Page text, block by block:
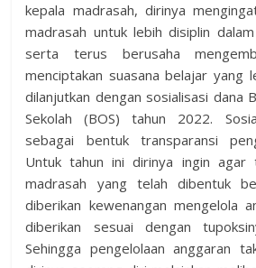
kepala madrasah, dirinya
madrasah untuk lebih disiplin
serta terus berusaha
menciptakan suasana belajar yang
dilanjutkan dengan sosialisasi dana
Sekolah (BOS) tahun 2022.
sebagai bentuk transparansi
Untuk tahun ini dirinya ingin agar
madrasah yang telah dibentuk
diberikan kewenangan mengelola
diberikan sesuai dengan
Sehingga pengelolaan anggaran